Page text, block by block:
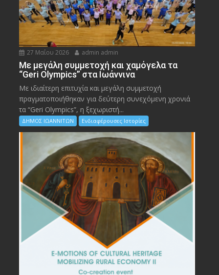
27 Μαΐου 2026 admin admin
Με μεγάλη συμμετοχή και χαμόγελα τα
“Geri Olympics” στα Ιωάννινα
Με ιδιαίτερη επιτυχία και μεγάλη συμμετοχή
πραγματοποιήθηκαν για δεύτερη συνεχόμενη χρονιά
τα “Geri Olympics”, η ξεχωριστή...
ΔΗΜΟΣ ΙΩΑΝΝΙΤΩΝ Ενδιαφέρουσες Ιστορίες